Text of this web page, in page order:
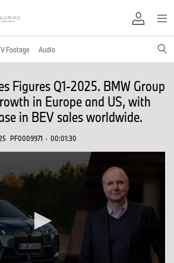
Footage Audio
Figures Q1-2025. BMW Group
in Europe and US, with
in BEV sales worldwide.
PF0009971 · 00:01:30